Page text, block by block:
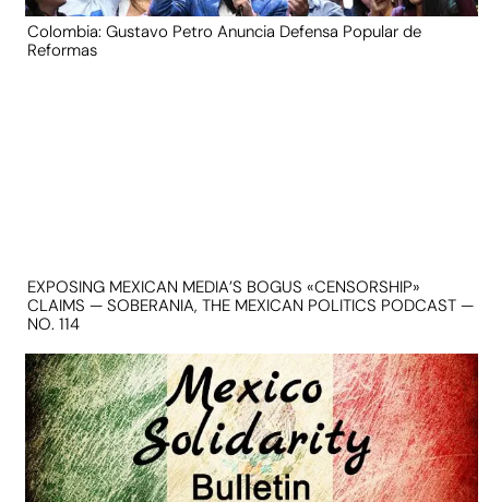
Colombia: Gustavo Petro Anuncia Defensa Popular de
Reformas
EXPOSING MEXICAN MEDIA’S BOGUS «CENSORSHIP»
CLAIMS — SOBERANIA, THE MEXICAN POLITICS PODCAST —
NO. 114